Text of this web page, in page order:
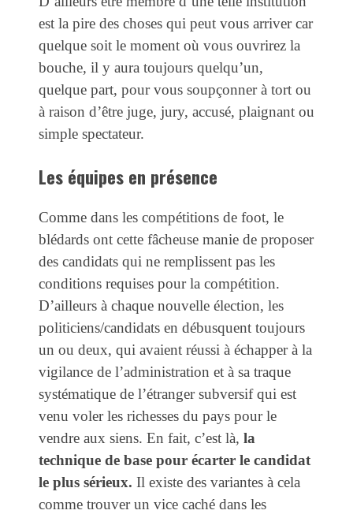
est la pire des choses qui peut vous arriver car
quelque soit le moment où vous ouvrirez la
bouche, il y aura toujours quelqu’un,
quelque part, pour vous soupçonner à tort ou
à raison d’être juge, jury, accusé, plaignant ou
simple spectateur.
Les équipes en présence
Comme dans les compétitions de foot, le
blédards ont cette fâcheuse manie de proposer
des candidats qui ne remplissent pas les
conditions requises pour la compétition.
D’ailleurs à chaque nouvelle élection, les
politiciens/candidats en débusquent toujours
un ou deux, qui avaient réussi à échapper à la
vigilance de l’administration et à sa traque
systématique de l’étranger subversif qui est
venu voler les richesses du pays pour le
vendre aux siens. En fait, c’est là, la
technique de base pour écarter le candidat
le plus sérieux. Il existe des variantes à cela
comme trouver un vice caché dans les